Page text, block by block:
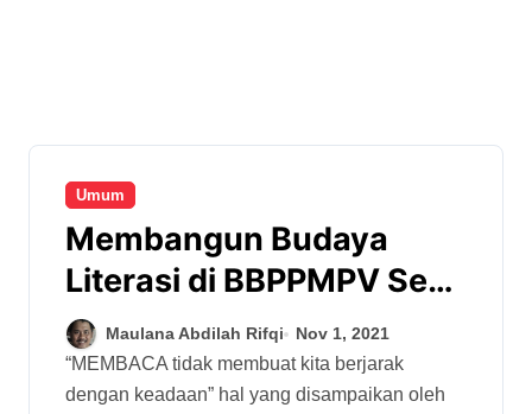
Umum
Membangun Budaya
Literasi di BBPPMPV Seni
dan Budaya
Maulana Abdilah Rifqi Nov 1, 2021
“MEMBACA tidak membuat kita berjarak
dengan keadaan” hal yang disampaikan oleh